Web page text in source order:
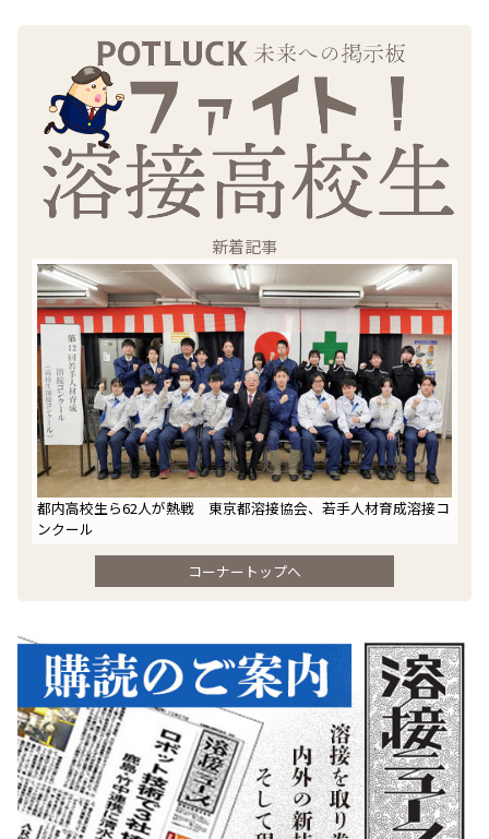
新着記事
都内高校生ら62人が熱戦 東京都溶接協会、若手人材育成溶接コ
ンクール
コーナートップへ